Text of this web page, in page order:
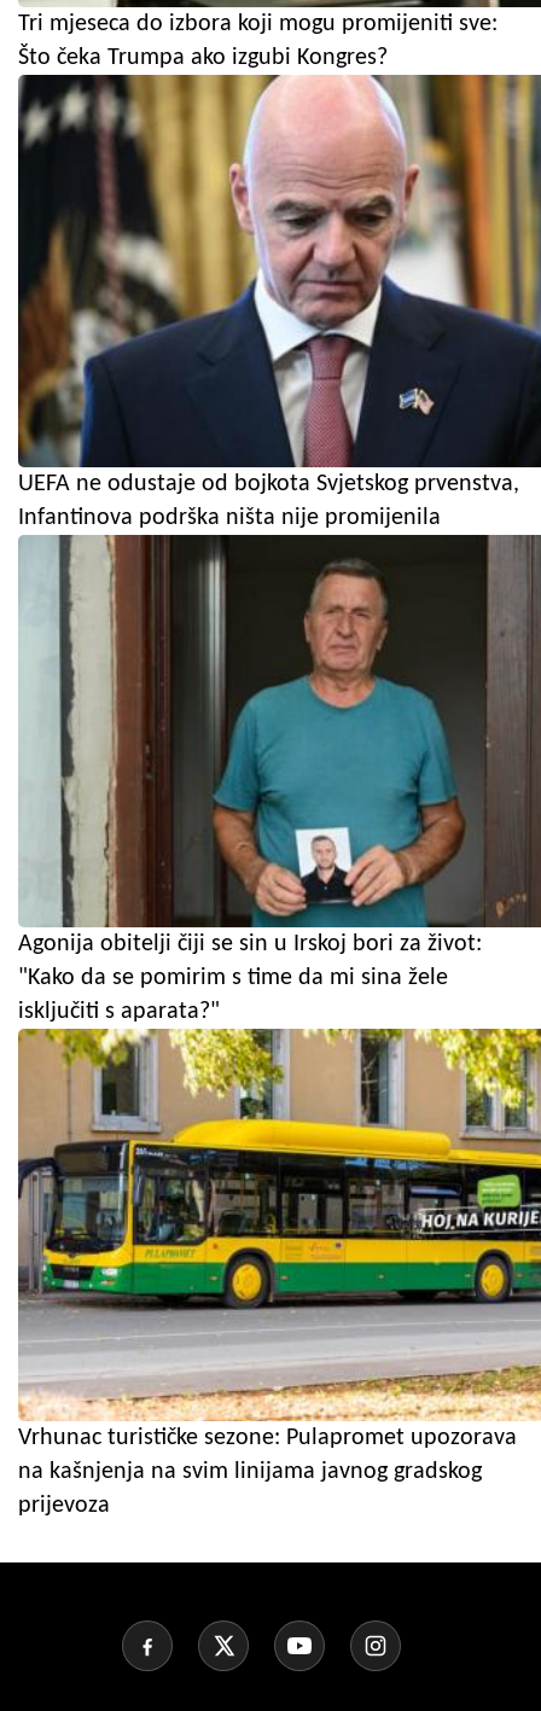
Tri mjeseca do izbora koji mogu promijeniti sve:
Što čeka Trumpa ako izgubi Kongres?
UEFA ne odustaje od bojkota Svjetskog prvenstva,
Infantinova podrška ništa nije promijenila
Agonija obitelji čiji se sin u Irskoj bori za život:
"Kako da se pomirim s time da mi sina žele
isključiti s aparata?"
Vrhunac turističke sezone: Pulapromet upozorava
na kašnjenja na svim linijama javnog gradskog
prijevoza